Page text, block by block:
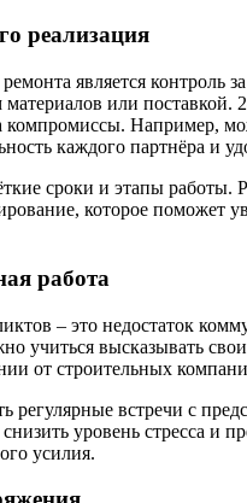
реализация
является контроль
или поставкой.
компромиссы. Например,
каждого партнёра и
сроки и этапы работы.
которое поможет
работа
– это недостаток
учиться высказывать
от строительных
регулярные встречи с
уровень стресса и
усилия.